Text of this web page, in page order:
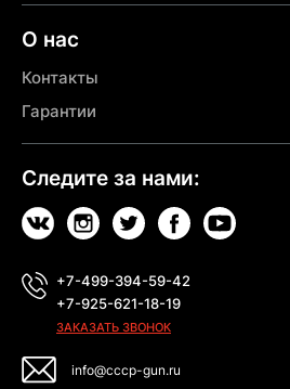
О нас
Контакты
Гарантии
Следите за нами:
+7-499-394-59-42
+7-925-621-18-19
ЗАКАЗАТЬ ЗВОНОК
info@cccp-gun.ru